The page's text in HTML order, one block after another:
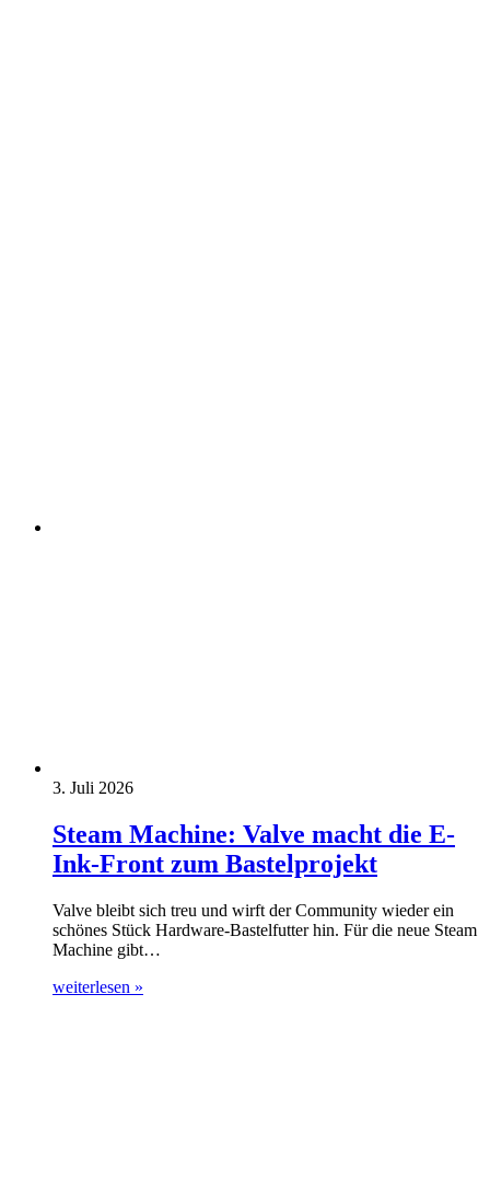
3. Juli 2026
Steam Machine: Valve macht die E-
Ink-Front zum Bastelprojekt
Valve bleibt sich treu und wirft der Community wieder ein
schönes Stück Hardware-Bastelfutter hin. Für die neue Steam
Machine gibt…
weiterlesen »